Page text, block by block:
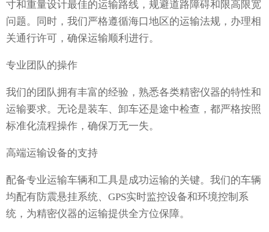
寸和重量设计最佳的运输路线，规避道路障碍和限高限宽
问题。同时，我们严格遵循海口地区的运输法规，办理相
关通行许可，确保运输顺利进行。
专业团队的操作
我们的团队拥有丰富的经验，熟悉各类精密仪器的特性和
运输要求。无论是装车、卸车还是途中检查，都严格按照
标准化流程操作，确保万无一失。
高端运输设备的支持
配备专业运输车辆和工具是成功运输的关键。我们的车辆
均配有防震悬挂系统、GPS实时监控设备和环境控制系
统，为精密仪器的运输提供全方位保障。